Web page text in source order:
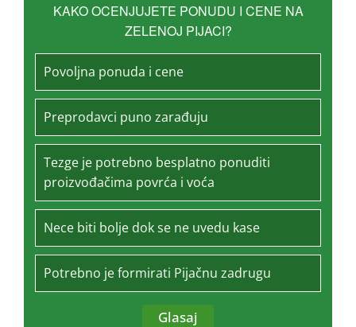
KAKO OCENJUJETE PONUDU I CENE NA
ZELENOJ PIJACI?
Povoljna ponuda i cene
Preprodavci puno zarađuju
Tezge je potrebno besplatno ponuditi
proizvođačima povrća i voća
Nece biti bolje dok se ne uvedu kase
Potrebno je formirati Pijačnu zadrugu